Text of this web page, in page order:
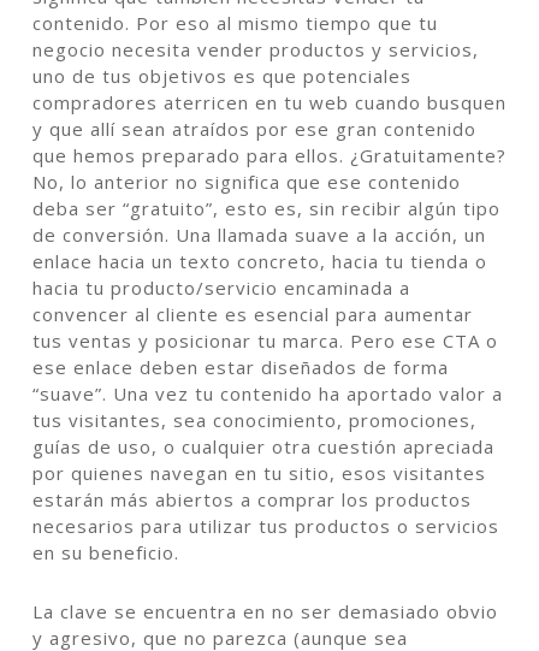
contenido. Por eso al mismo tiempo que tu
negocio necesita vender productos y servicios,
uno de tus objetivos es que potenciales
compradores aterricen en tu web cuando busquen
y que allí sean atraídos por ese gran contenido
que hemos preparado para ellos. ¿Gratuitamente?
No, lo anterior no significa que ese contenido
deba ser “gratuito”, esto es, sin recibir algún tipo
de conversión. Una llamada suave a la acción, un
enlace hacia un texto concreto, hacia tu tienda o
hacia tu producto/servicio encaminada a
convencer al cliente es esencial para aumentar
tus ventas y posicionar tu marca. Pero ese CTA o
ese enlace deben estar diseñados de forma
“suave”. Una vez tu contenido ha aportado valor a
tus visitantes, sea conocimiento, promociones,
guías de uso, o cualquier otra cuestión apreciada
por quienes navegan en tu sitio, esos visitantes
estarán más abiertos a comprar los productos
necesarios para utilizar tus productos o servicios
en su beneficio.
La clave se encuentra en no ser demasiado obvio
y agresivo, que no parezca (aunque sea